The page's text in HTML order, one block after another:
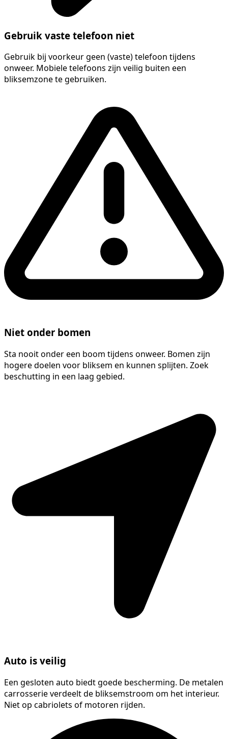
Gebruik vaste telefoon niet
Gebruik bij voorkeur geen (vaste) telefoon tijdens
onweer. Mobiele telefoons zijn veilig buiten een
bliksemzone te gebruiken.
Niet onder bomen
Sta nooit onder een boom tijdens onweer. Bomen zijn
hogere doelen voor bliksem en kunnen splijten. Zoek
beschutting in een laag gebied.
Auto is veilig
Een gesloten auto biedt goede bescherming. De metalen
carrosserie verdeelt de bliksemstroom om het interieur.
Niet op cabriolets of motoren rijden.